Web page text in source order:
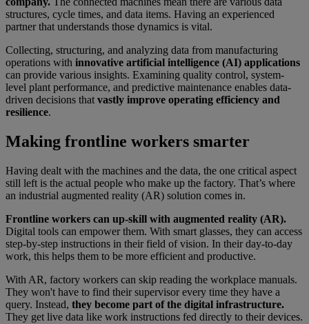
structures, cycle times, and data items. Having an experienced
partner that understands those dynamics is vital.
Collecting, structuring, and analyzing data from manufacturing
operations with innovative artificial intelligence (AI) applications
can provide various insights. Examining quality control, system-
level plant performance, and predictive maintenance enables data-
driven decisions that vastly improve operating efficiency and
resilience.
Making frontline workers smarter
Having dealt with the machines and the data, the one critical aspect
still left is the actual people who make up the factory. That’s where
an industrial augmented reality (AR) solution comes in.
Frontline workers can up-skill with augmented reality (AR).
Digital tools can empower them. With smart glasses, they can access
step-by-step instructions in their field of vision. In their day-to-day
work, this helps them to be more efficient and productive.
With AR, factory workers can skip reading the workplace manuals.
They won't have to find their supervisor every time they have a
query. Instead, they become part of the digital infrastructure.
They get live data like work instructions fed directly to their devices.